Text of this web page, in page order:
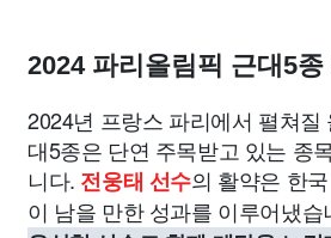
2024 파리올림픽 근대5종
2024년 프랑스 파리에서 펼쳐질
대5종은 단연 주목받고 있는 종
니다. 전웅태 선수의 활약은 한
이 남을 만한 성과를 이루어냈습